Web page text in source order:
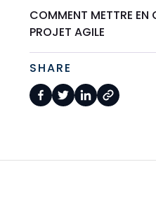
COMMENT METTRE
PROJET AGILE
SHARE